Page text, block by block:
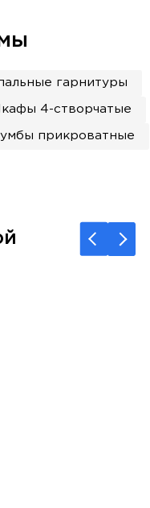
гарнитуры
4-створчатые
прикроватные